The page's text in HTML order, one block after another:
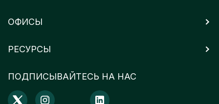
ПОДПИСЫВАЙТЕСЬ НА НАС
ОФИСЫ
РЕСУРСЫ